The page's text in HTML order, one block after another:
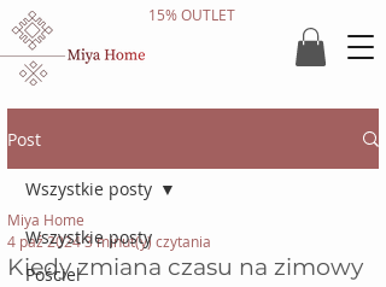
15% OUTLET
Post
Wszystkie posty
Pościel
Wszystkie posty
Kiedy zmiana czasu na zimowy
Miya Home
4 paź 20243 minut(y) czytania